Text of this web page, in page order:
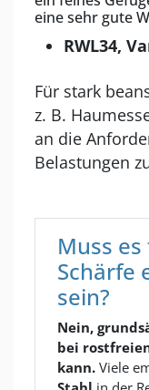
eine sehr gute
RWL34,
Für stark
z. B.
an die
Belastungen
Muss
Schärfe
sein?
Nein,
bei
kann. Viele